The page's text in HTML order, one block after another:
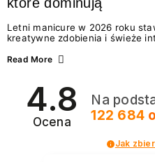
Letni manicure w 2026 roku
kreatywne zdobienia i świeże
zarówno energetycznych
2026? Znajdź inspirację dla
Read More
4.8
Ocena
Na
122 684
Jak